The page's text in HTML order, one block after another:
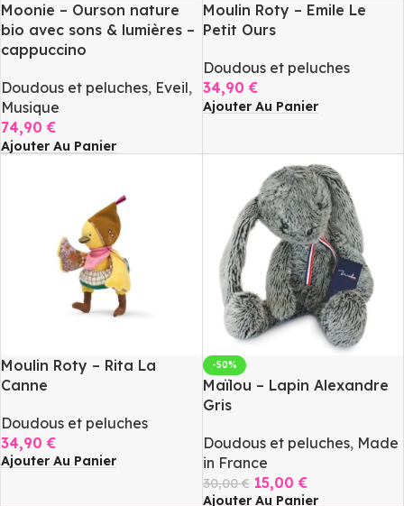
Moonie – Ourson nature
bio avec sons & lumières –
cappuccino
Doudous et peluches, Eveil,
Musique
74,90€
Ajouter Au Panier
Moulin Roty – Emile Le
Petit Ours
Doudous et peluches
34,90€
Ajouter Au Panier
Moulin Roty – Rita La
Canne
Doudous et peluches
34,90€
Ajouter Au Panier
-50%
Maïlou – Lapin Alexandre
Gris
Doudous et peluches, Made
in France
30,00€ 15,00€
Ajouter Au Panier